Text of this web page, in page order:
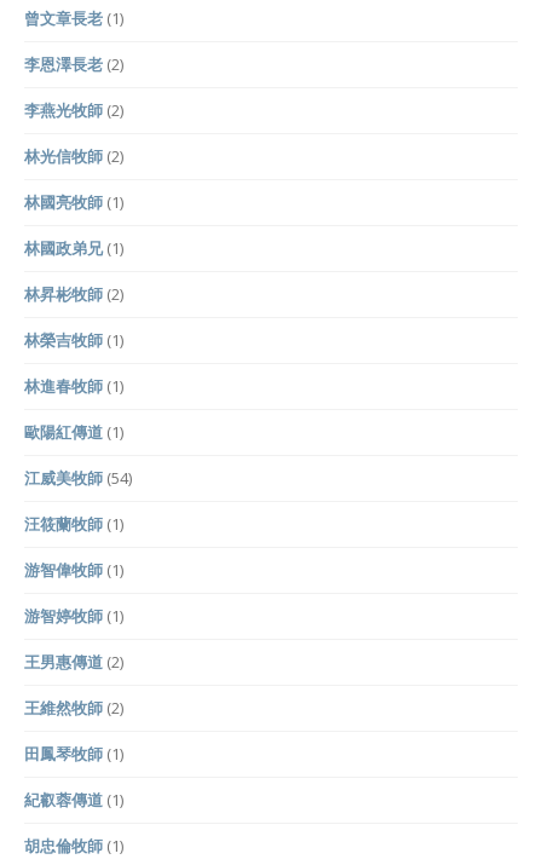
曾文章長老 (1)
李恩澤長老 (2)
李燕光牧師 (2)
林光信牧師 (2)
林國亮牧師 (1)
林國政弟兄(1)
林昇彬牧師 (2)
林榮吉牧師 (1)
林進春牧師 (1)
歐陽紅傳道 (1)
江威美牧師 (54)
汪筱蘭牧師 (1)
游智偉牧師 (1)
游智婷牧師 (1)
王男惠傳道 (2)
王維然牧師 (2)
田鳳琴牧師 (1)
紀叡蓉傳道 (1)
胡忠倫牧師 (1)